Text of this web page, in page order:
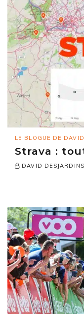
LE BLOGUE DE
Strava :
DAVID DESJARDINS